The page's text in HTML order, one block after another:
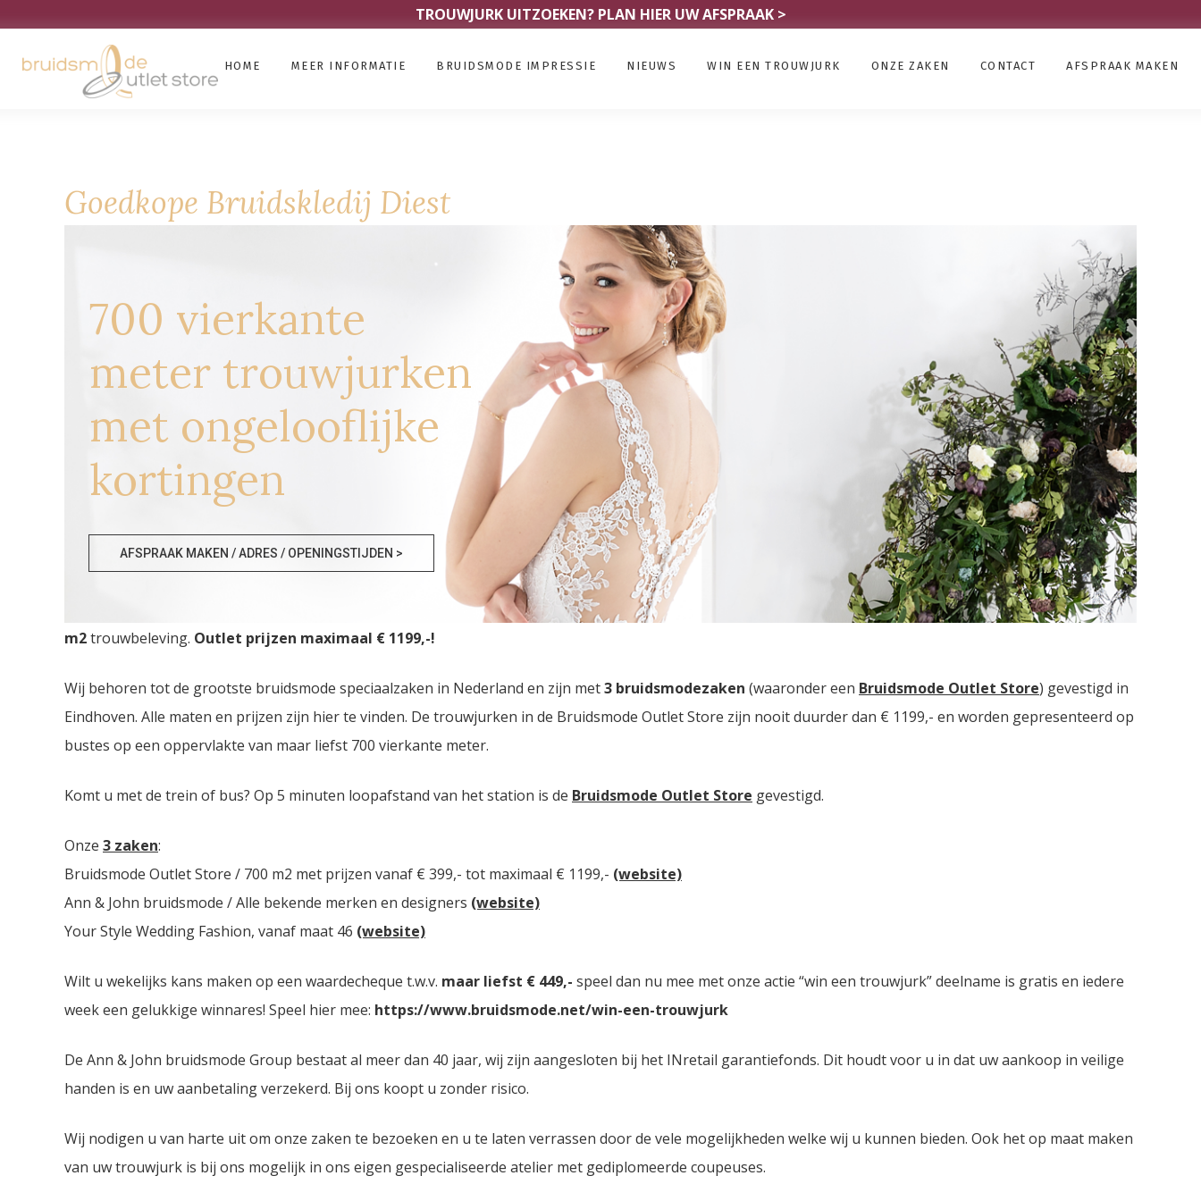
TROUWJURK UITZOEKEN? PLAN HIER UW AFSPRAAK >
HOME MEER INFORMATIE BRUIDSMODE IMPRESSIE NIEUWS WIN EEN TROUWJURK ONZE ZAKEN CONTACT AFSPRAAK MAKEN
Goedkope Bruidskledij Diest
700 vierkante
meter trouwjurken
met ongelooflijke
kortingen
AFSPRAAK MAKEN / ADRES / OPENINGSTIJDEN >
Goedkope Bruidskledij Diest
grootste Bruidsmode Outlet Storevan Nederland vindt u in Eindhoven. Drie bruidsmodezaken met in totaal meer dan2000
m2trouwbeleving. Outlet prijzen maximaal € 1199,-!
Wij behoren tot de grootste bruidsmode speciaalzaken in Nederland en zijn met3 bruidsmodezaken (waaronder een Bruidsmode Outlet Store) gevestigd in
Eindhoven. Alle maten en prijzen zijn hier te vinden. De trouwjurken in de Bruidsmode Outlet Store zijn nooit duurder dan € 1199,- en worden gepresenteerd op
bustes op een oppervlakte van maar liefst 700 vierkante meter.
Komt u met de trein of bus? Op 5 minuten loopafstand van het station is de Bruidsmode Outlet Store gevestigd.
Onze 3 zaken:
Bruidsmode Outlet Store / 700 m2 met prijzen vanaf € 399,- tot maximaal € 1199,- (website)
Ann & John bruidsmode / Alle bekende merken en designers (website)
Your Style Wedding Fashion, vanaf maat 46 (website)
Wilt u wekelijks kans maken op een waardecheque t.w.v. maar liefst € 449,- speel dan nu mee met onze actie “win een trouwjurk” deelname is gratis en iedere
week een gelukkige winnares! Speel hier mee: https://www.bruidsmode.net/win-een-trouwjurk
De Ann & John bruidsmode Group bestaat al meer dan 40 jaar, wij zijn aangesloten bij het INretail garantiefonds. Dit houdt voor u in dat uw aankoop in veilige
handen is en uw aanbetaling verzekerd. Bij ons koopt u zonder risico.
Wij nodigen u van harte uit om onze zaken te bezoeken en u te laten verrassen door de vele mogelijkheden welke wij u kunnen bieden. Ook het op maat maken
van uw trouwjurk is bij ons mogelijk in ons eigen gespecialiseerde atelier met gediplomeerde coupeuses.